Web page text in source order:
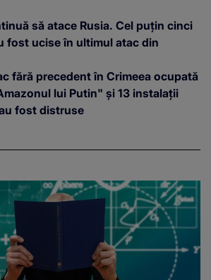
să atace Rusia. Cel puțin cinci
fost ucise în ultimul atac din
fără precedent în Crimeea ocupată
lui Putin" și 13 instalații
fost distruse